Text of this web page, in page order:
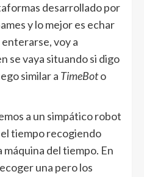
desarrollado por
y lo mejor es echar
voy a
se vaya situando si digo
similar a TimeBoto
a un simpático robot
tiempo recogiendo
del tiempo. En
una pero los